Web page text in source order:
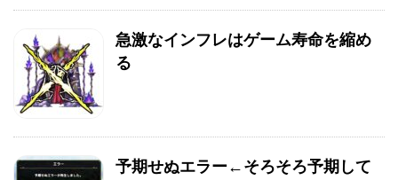
急激なインフレはゲーム寿命を縮め
る
予期せぬエラー←そろそろ予期して